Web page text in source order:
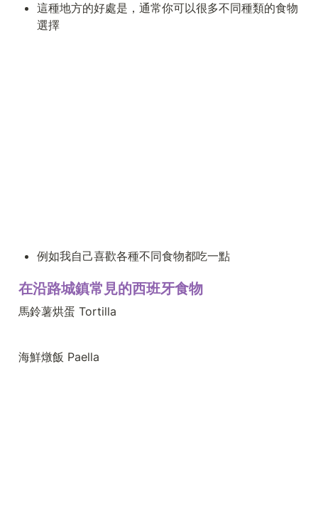
這種地方的好處是，通常你可以很多不同種類的食物
選擇
例如我自己喜歡各種不同食物都吃一點
在沿路城鎮常見的西班牙食物
馬鈴薯烘蛋 Tortilla
海鮮燉飯 Paella